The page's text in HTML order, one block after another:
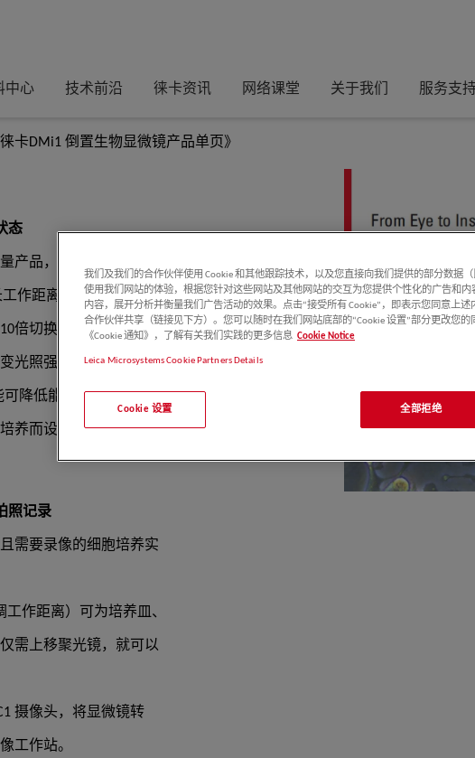
中心 技术前沿 徕卡资讯 网络课堂 关于我们 服务支
卡DMi1 倒置生物显微镜产品单页》
态
产品，几乎不需要维护。
工作距离，方便操作）。
倍切换至20倍和40倍
光照强度。
可降低能耗。
养而设计
照记录
需要录像的细胞培养实
工作距离）可为培养皿、
需上移聚光镜，就可以
摄像头，将显微镜转
工作站。
我们及我们的合作伙伴使用 Cookie 和其他跟踪技术，以及您直接向我们提供的部分数据
使用我们网站的体验，根据您针对这些网站及其他网站的交互为您提供个性化的广告和
内容，展开分析并衡量我们广告活动的效果。点击“接受所有 Cookie”，即表示您同意上
合作伙伴共享（链接见下方）。您可以随时在我们网站底部的“Cookie 设置”部分更改您
《Cookie 通知》，了解有关我们实践的更多信息 Cookie Notice
Leica Microsystems Cookie Partners Details
Cookie 设置 全部拒绝